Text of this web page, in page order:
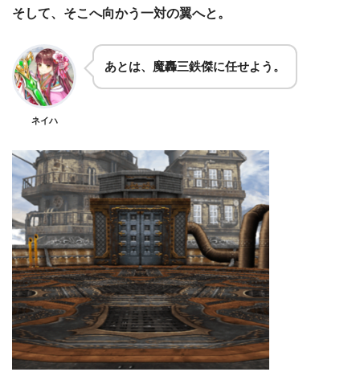
そして、そこへ向かう一対の翼へと。
ネイハ
あとは、魔轟三鉄傑に任せよう。